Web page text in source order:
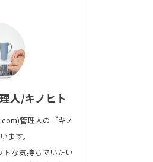
人/キノヒト
管理人の『キノ
ます。
トな気持ちでいたい